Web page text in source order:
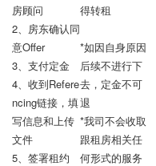
房顾问
2、房东确认同
意Offer
3、支付定金
4、收到Refere
ncing链接，填
写信息和上传
文件
5、签署租约
得转租
*如因自身原因
后续不进行下
去，定金不可
退
*我司不会收取
跟租房相关任
何形式的服务